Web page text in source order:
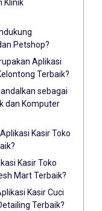
Klinik
Petshop?
Aplikasi
Terbaik?
sebagai
dan Komputer
Kasir Toko
Kasir Toko
Mart Terbaik?
Kasir Cuci
Terbaik?